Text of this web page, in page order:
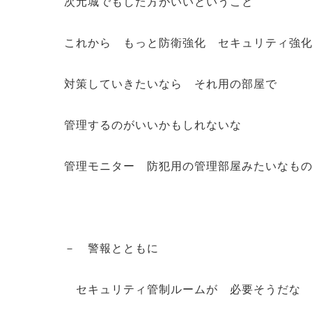
これから もっと防衛強化 セキュリティ強
対策していきたいなら それ用の部屋で
管理するのがいいかもしれないな
管理モニター 防犯用の管理部屋みたいなもの
－ 警報とともに
セキュリティ管制ルームが 必要そうだな